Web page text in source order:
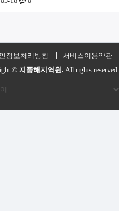
정보처리방침 서비스이용약관
© 지중해지역원. All rights reserved.